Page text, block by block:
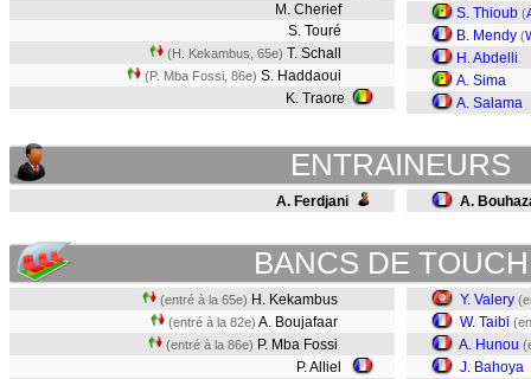
M. Cherief
S. Touré
(H. Kekambus, 65e) T. Schall
(P. Mba Fossi, 86e) S. Haddaoui
K. Traore
S. Thioub (
B. Mendy (
H. Abdelli
A. Sima
A. Salama
ENTRAINEURS
A. Ferdjani A.
BANCS DE
(entré à la 65e) H. Kekambus
(entré à la 82e) A. Boujafaar
(entré à la 86e) P. Mba Fossi
P. Alliel
Y. Valery
W. Taibi
A. Hunou
J. Bahoya